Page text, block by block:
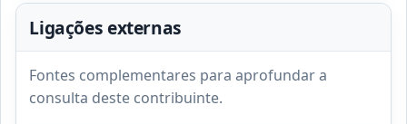
Ligações externas
Fontes complementares para aprofundar a
consulta deste contribuinte.